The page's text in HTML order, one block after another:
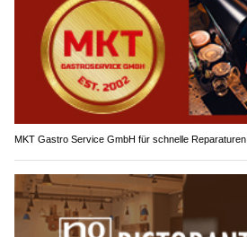
MKT Gastro Service GmbH für schnelle